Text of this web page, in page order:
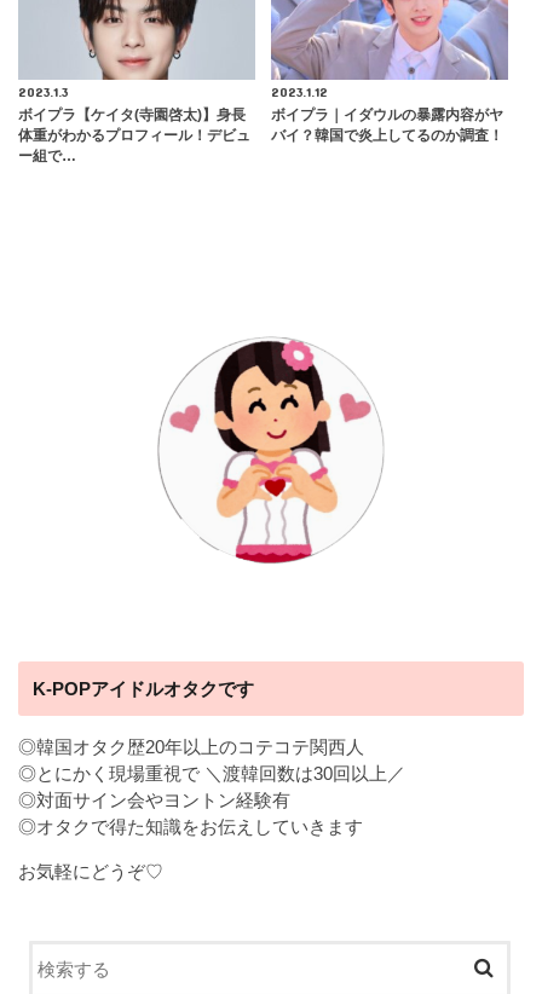
2023.1.3
ボイプラ【ケイタ(寺園啓太)】身長
体重がわかるプロフィール！デビュ
ー組で…
2023.1.12
ボイプラ｜イダウルの暴露内容がヤ
バイ？韓国で炎上してるのか調査！
K-POPアイドルオタクです
◎韓国オタク歴20年以上のコテコテ関西人
◎とにかく現場重視で ＼渡韓回数は30回以上／
◎対面サイン会やヨントン経験有
◎オタクで得た知識をお伝えしていきます
お気軽にどうぞ♡